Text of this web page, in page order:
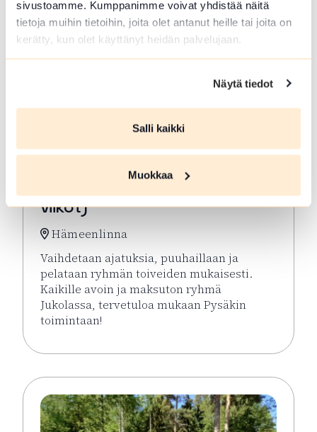
sivustoamme. Kumppanimme voivat yhdistää näitä
tietoja muihin tietoihin, joita olet antanut heille tai joita on
kerätty, kun olet käyttänyt heidän palvelujaan.
Näytä tiedot
Salli kaikki
Muokkaa
ELO 10 2026
Virkeyttä Viikkoon (parittomat
viikot)
Hämeenlinna
Vaihdetaan ajatuksia, puuhaillaan ja
pelataan ryhmän toiveiden mukaisesti.
Kaikille avoin ja maksuton ryhmä
Jukolassa, tervetuloa mukaan Pysäkin
toimintaan!
Lue lisää tapahtumasta Virkeyttä Viikkoon